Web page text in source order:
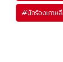
#นักร้องเกาหลี